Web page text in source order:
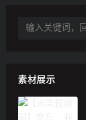
素材展示